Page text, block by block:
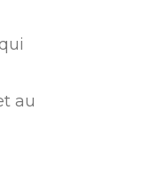
au